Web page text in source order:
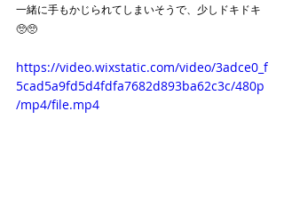
一緒に手もかじられてしまいそうで、少しドキドキ
🥺🥺
https://video.wixstatic.com/video/3adce0_f
5cad5a9fd5d4fdfa7682d893ba62c3c/480p
/mp4/file.mp4